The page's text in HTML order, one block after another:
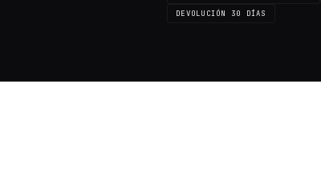
DEVOLUCIÓN 30 DÍAS